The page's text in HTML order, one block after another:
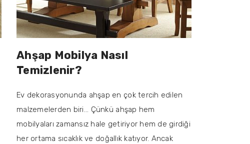
Ahşap Mobilya Nasıl
Temizlenir?
Ev dekorasyonunda ahşap en çok tercih edilen
malzemelerden biri... Çünkü ahşap hem
mobilyaları zamansız hale getiriyor hem de girdiği
her ortama sıcaklık ve doğallık katıyor. Ancak